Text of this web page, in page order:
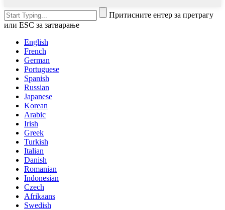
Притисните ентер за претрагу
или ESC за затварање
English
French
German
Portuguese
Spanish
Russian
Japanese
Korean
Arabic
Irish
Greek
Turkish
Italian
Danish
Romanian
Indonesian
Czech
Afrikaans
Swedish